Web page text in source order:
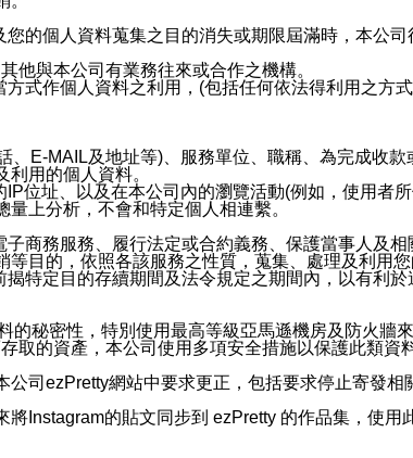
的個人資料蒐集之目的消失或期限屆滿時，本公司
他與本公司有業務往來或合作之機構。
式作個人資料之利用，(包括任何依法得利用之方
E-MAIL及地址等)、服務單位、職稱、為完成收
用的個人資料。
位址、以及在本公司內的瀏覽活動(例如，使用者
上分析，不會和特定個人相連繫。
商務服務、履行法定或合約義務、保護當事人及
目的，依照各該服務之性質，蒐集、處理及利用您
特定目的存續期間及法令規定之期間內，以有利
秘密性，特別使用最高等級亞馬遜機房及防火牆
取的資產，本公司使用多項安全措施以保護此類資
司ezPretty網站中要求更正，包括要求停止寄發相
Instagram的貼文同步到 ezPretty 的作品集，使